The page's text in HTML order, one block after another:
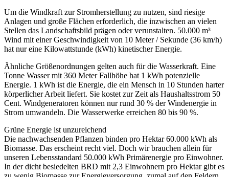
Um die Windkraft zur Stromherstellung zu nutzen, sind riesige
Anlagen und große Flächen erforderlich, die inzwischen an vielen
Stellen das Landschaftsbild prägen oder verunstalten. 50.000 m³
Wind mit einer Geschwindigkeit von 10 Meter / Sekunde (36 km/h)
hat nur eine Kilowattstunde (kWh) kinetischer Energie.
Ähnliche Größenordnungen gelten auch für die Wasserkraft. Eine
Tonne Wasser mit 360 Meter Fallhöhe hat 1 kWh potenzielle
Energie. 1 kWh ist die Energie, die ein Mensch in 10 Stunden harter
körperlicher Arbeit liefert. Sie kostet zur Zeit als Haushaltsstrom 50
Cent. Windgeneratoren können nur rund 30 % der Windenergie in
Strom umwandeln. Die Wasserwerke erreichen 80 bis 90 %.
Grüne Energie ist unzureichend
Die nachwachsenden Pflanzen binden pro Hektar 60.000 kWh als
Biomasse. Das erscheint recht viel. Doch wir brauchen allein für
unseren Lebensstandard 50.000 kWh Primärenergie pro Einwohner.
In der dicht besiedelten BRD mit 2,3 Einwohnern pro Hektar gibt es